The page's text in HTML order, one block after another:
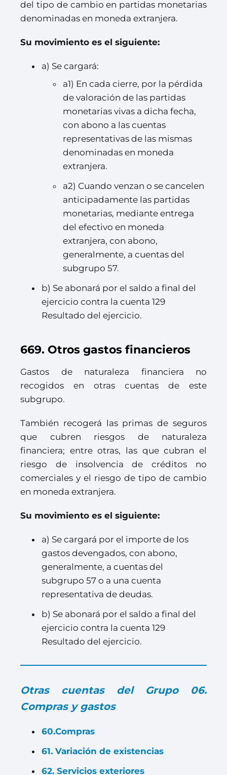
del tipo de cambio en partidas monetarias
denominadas en moneda extranjera.
Su movimiento es el siguiente:
a) Se cargará:
a1) En cada cierre, por la pérdida
de valoración de las partidas
monetarias vivas a dicha fecha,
con abono a las cuentas
representativas de las mismas
denominadas en moneda
extranjera.
a2) Cuando venzan o se cancelen
anticipadamente las partidas
monetarias, mediante entrega
del efectivo en moneda
extranjera, con abono,
generalmente, a cuentas del
subgrupo 57.
b) Se abonará por el saldo a final del
ejercicio contra la cuenta 129
Resultado del ejercicio.
669. Otros gastos financieros
Gastos de naturaleza financiera no
recogidos en otras cuentas de este
subgrupo.
También recogerá las primas de seguros
que cubren riesgos de naturaleza
financiera; entre otras, las que cubran el
riesgo de insolvencia de créditos no
comerciales y el riesgo de tipo de cambio
en moneda extranjera.
Su movimiento es el siguiente:
a) Se cargará por el importe de los
gastos devengados, con abono,
generalmente, a cuentas del
subgrupo 57 o a una cuenta
representativa de deudas.
b) Se abonará por el saldo a final del
ejercicio contra la cuenta 129
Resultado del ejercicio.
Otras cuentas del Grupo 06.
Compras y gastos
60.Compras
61. Variación de existencias
62. Servicios exteriores